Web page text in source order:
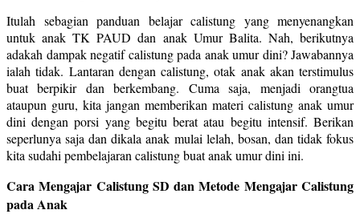
Itulah sebagian panduan belajar calistung yang menyenangkan
untuk anak TK PAUD dan anak Umur Balita. Nah, berikutnya
adakah dampak negatif calistung pada anak umur dini? Jawabannya
ialah tidak. Lantaran dengan calistung, otak anak akan terstimulus
buat berpikir dan berkembang. Cuma saja, menjadi orangtua
ataupun guru, kita jangan memberikan materi calistung anak umur
dini dengan porsi yang begitu berat atau begitu intensif. Berikan
seperlunya saja dan dikala anak mulai lelah, bosan, dan tidak fokus
kita sudahi pembelajaran calistung buat anak umur dini ini.
Cara Mengajar Calistung SD dan Metode Mengajar Calistung
pada Anak